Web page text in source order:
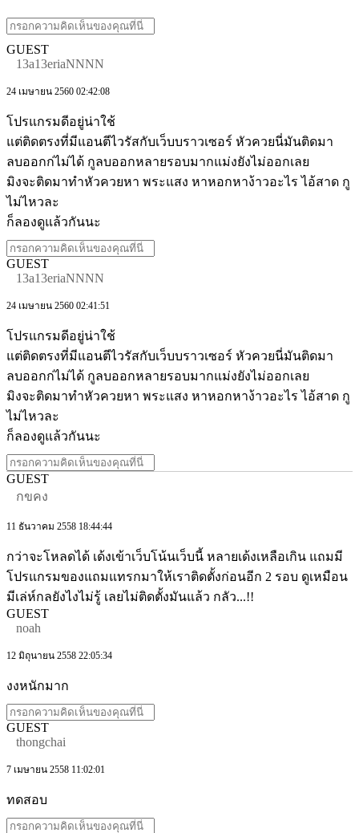
GUEST
13a13eriaNNNN
24 เมษายน 2560 02:42:08
โปรแกรมดีอยู่น่าใช้
แต่ติดตรงที่มีแอนตีไวรัสกับเว็บบราวเซอร์ หัวควยนี่มันติดมา
ลบออกก่ไม่ได้ กูลบออกหลายรอบมากแม่งยังไม่ออกเลย
มิงจะติดมาทำหัวควยหา พระแสง หาหอกหาง้าวอะไร ไอ้สาด กู
ไม่ไหวละ
ก็ลองดูแล้วกันนะ
GUEST
13a13eriaNNNN
24 เมษายน 2560 02:41:51
โปรแกรมดีอยู่น่าใช้
แต่ติดตรงที่มีแอนตีไวรัสกับเว็บบราวเซอร์ หัวควยนี่มันติดมา
ลบออกก่ไม่ได้ กูลบออกหลายรอบมากแม่งยังไม่ออกเลย
มิงจะติดมาทำหัวควยหา พระแสง หาหอกหาง้าวอะไร ไอ้สาด กู
ไม่ไหวละ
ก็ลองดูแล้วกันนะ
GUEST
กขคง
11 ธันวาคม 2558 18:44:44
กว่าจะโหลดได้ เด้งเข้าเว็บโน้นเว็บนี้ หลายเด้งเหลือเกิน แถมมี
โปรแกรมของแถมแทรกมาให้เราติดตั้งก่อนอีก 2 รอบ ดูเหมือน
มีเล่ห์กลยังไงไม่รู้ เลยไม่ติดตั้งมันแล้ว กลัว...!!
GUEST
noah
12 มิถุนายน 2558 22:05:34
งงหนักมาก
GUEST
thongchai
7 เมษายน 2558 11:02:01
ทดสอบ